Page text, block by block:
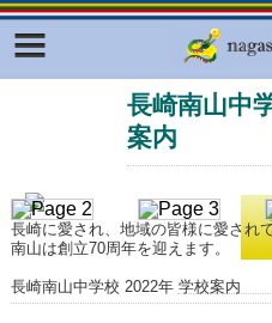
長崎南山中
案内
長崎に愛され、地域の皆様に愛され
南山は創立70周年を迎えます。
長崎南山中学校 2022年 学校案内
Facebook
ふくいろキラリプロジェクト
東京観光デジタルパンフレット
ラリー（TOKYO Brochures）
復興応援企画
はじめてご利用される方へ
コンテンツ